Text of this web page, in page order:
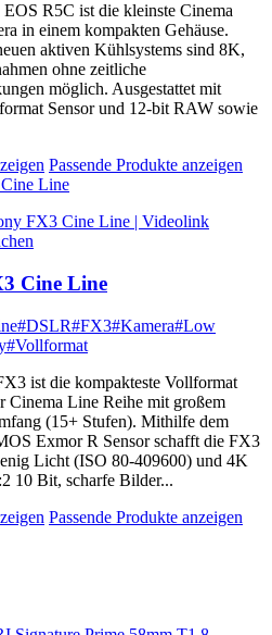
R5C ist die kleinste Cinema
in einem kompakten Gehäuse.
aktiven Kühlsystems sind 8K,
ohne zeitliche
möglich. Ausgestattet mit
Sensor und 12-bit RAW sowie
Passende Produkte anzeigen
Line
Cine Line
#DSLR#FX3#Kamera#Low
#Vollformat
ist die kompakteste Vollformat
Cinema Line Reihe mit großem
(15+ Stufen). Mithilfe dem
Exmor R Sensor schafft die FX3
Licht (ISO 80-409600) und 4K
10 Bit, scharfe Bilder...
Passende Produkte anzeigen